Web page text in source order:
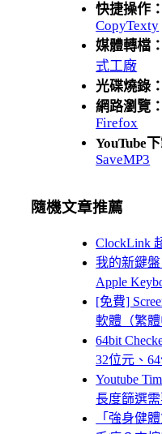
快捷操作
CopyTexty
媒體轉檔
式工廠
光碟燒錄
網路瀏覽
Firefox
YouTube
SaveMP3
隨機文章推薦
ClockLink
我的新鍵
Apple
[免費]
軟體（繁體
64bit
32位元、
Youtube
長度篩選
「強身健